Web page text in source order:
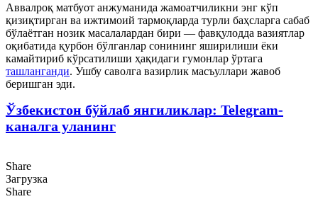
Аввалроқ матбуот анжуманида жамоатчиликни энг кўп
қизиқтирган ва ижтимоий тармоқларда турли баҳсларга сабаб
бўлаётган нозик масалалардан бири — фавқулодда вазиятлар
оқибатида қурбон бўлганлар сонининг яширилиши ёки
камайтириб кўрсатилиши ҳақидаги гумонлар ўртага
ташланганди. Ушбу саволга вазирлик масъуллари жавоб
беришган эди.
Ўзбекистон бўйлаб янгиликлар: Telegram-
каналга уланинг
Share
Загрузка
Share